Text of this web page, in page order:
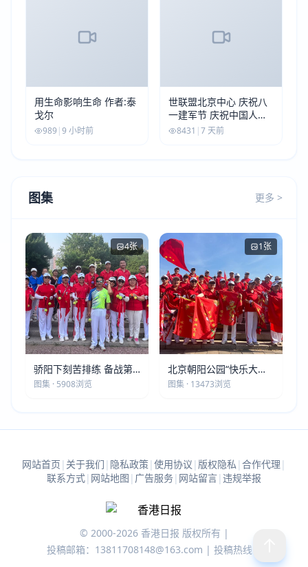
用生命影响生命 作者:泰
戈尔
989 |9 小时前
世联盟北京中心 庆祝八
一建军节 庆祝中国人民
解放军建军99周年
8431 |7 天前
图集 更多 >
4张
骄阳下刻苦排练 备战第
五届莫斯科世界大健康运
图集 · 5908浏览
1张
北京朝阳公园“快乐大本
营”建党105周年庆祝活动
图集 · 13473浏览
网站首页 | 关于我们 | 隐私政策| 使用协议 | 版权隐私 | 合作代理 |
联系方式| 网站地图 | 广告服务| 网站留言| 违规举报
© 2000-2026 香港日报 版权所有 |
投稿邮箱：13811708148@163.com | 投稿热线：